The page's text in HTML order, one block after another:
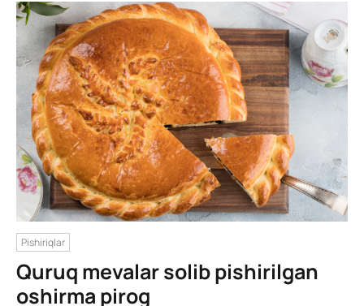
Pishiriqlar
Quruq mevalar solib pishirilgan
oshirma pirog